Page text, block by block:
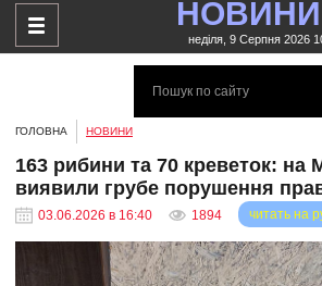
НОВИНИ
неділя, 9 Серпня 2026
ГОЛОВНА НОВИНИ
163 рибини та 70 креветок: на
виявили грубе порушення
03.06.2026 в 16:40 1894 читать на